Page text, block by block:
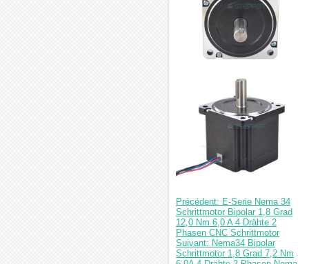
Précédent: E-Serie Nema 34
Schrittmotor Bipolar 1,8 Grad
12,0 Nm 6,0 A 4 Drähte 2
Phasen CNC Schrittmotor
Suivant: Nema34 Bipolar
Schrittmotor 1,8 Grad 7,2 Nm